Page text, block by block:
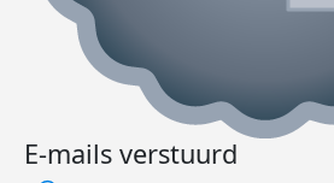
E-mails verstuurd